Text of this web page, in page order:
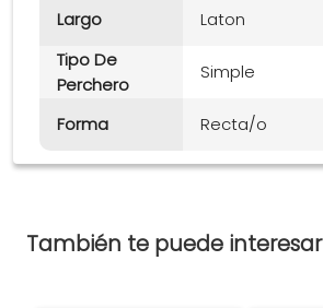
Largo
Laton
Tipo De
Perchero
Simple
Forma Recta/o
También te puede interesar